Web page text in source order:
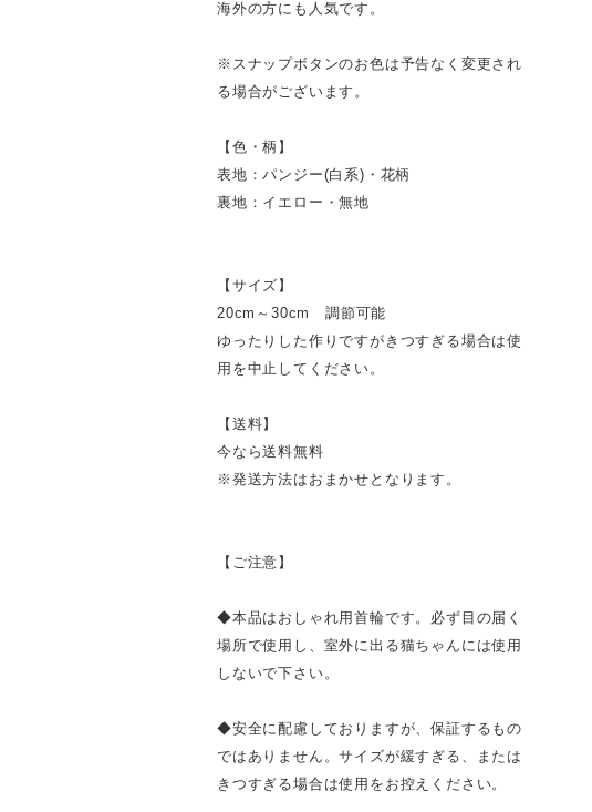
海外の方にも人気です。
※スナップボタンのお色は予告なく変更され
る場合がございます。
【色・柄】
表地：パンジー(白系)・花柄
裏地：イエロー・無地
【サイズ】
20cm～30cm 調節可能
ゆったりした作りですがきつすぎる場合は使
用を中止してください。
【送料】
今なら送料無料
※発送方法はおまかせとなります。
【ご注意】
◆本品はおしゃれ用首輪です。必ず目の届く
場所で使用し、室外に出る猫ちゃんには使用
しないで下さい。
◆安全に配慮しておりますが、保証するもの
ではありません。サイズが緩すぎる、または
きつすぎる場合は使用をお控えください。